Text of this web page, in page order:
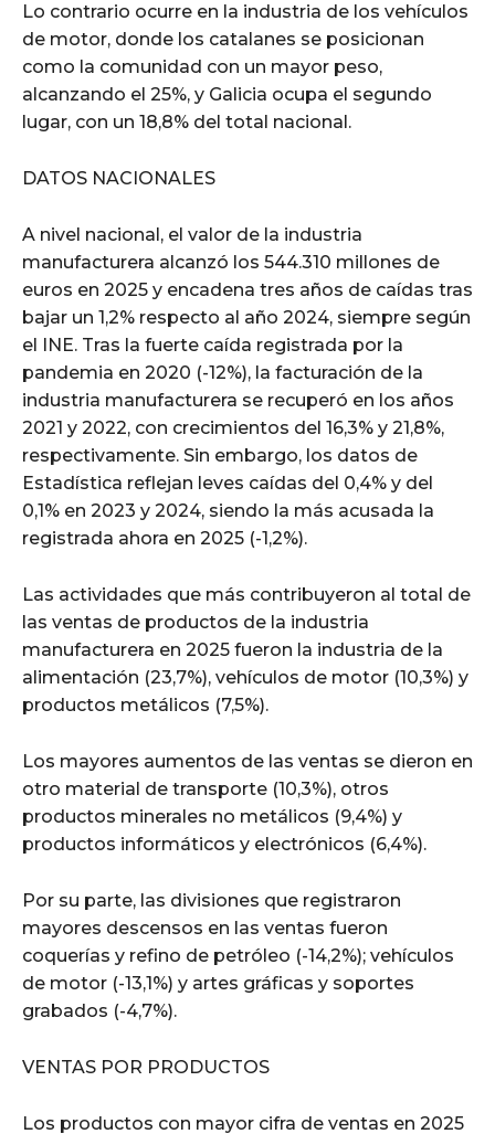
Lo contrario ocurre en la industria de los vehículos
de motor, donde los catalanes se posicionan
como la comunidad con un mayor peso,
alcanzando el 25%, y Galicia ocupa el segundo
lugar, con un 18,8% del total nacional.
DATOS NACIONALES
A nivel nacional, el valor de la industria
manufacturera alcanzó los 544.310 millones de
euros en 2025 y encadena tres años de caídas tras
bajar un 1,2% respecto al año 2024, siempre según
el INE. Tras la fuerte caída registrada por la
pandemia en 2020 (-12%), la facturación de la
industria manufacturera se recuperó en los años
2021 y 2022, con crecimientos del 16,3% y 21,8%,
respectivamente. Sin embargo, los datos de
Estadística reflejan leves caídas del 0,4% y del
0,1% en 2023 y 2024, siendo la más acusada la
registrada ahora en 2025 (-1,2%).
Las actividades que más contribuyeron al total de
las ventas de productos de la industria
manufacturera en 2025 fueron la industria de la
alimentación (23,7%), vehículos de motor (10,3%) y
productos metálicos (7,5%).
Los mayores aumentos de las ventas se dieron en
otro material de transporte (10,3%), otros
productos minerales no metálicos (9,4%) y
productos informáticos y electrónicos (6,4%).
Por su parte, las divisiones que registraron
mayores descensos en las ventas fueron
coquerías y refino de petróleo (-14,2%); vehículos
de motor (-13,1%) y artes gráficas y soportes
grabados (-4,7%).
VENTAS POR PRODUCTOS
Los productos con mayor cifra de ventas en 2025